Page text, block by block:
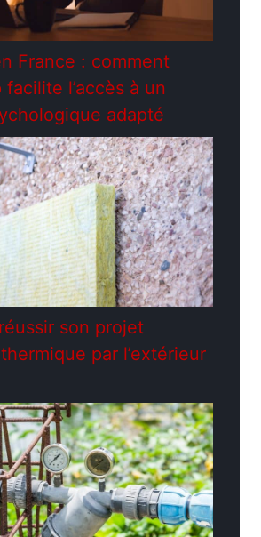
France : comment
l’accès à un
adapté
son projet
par l’extérieur